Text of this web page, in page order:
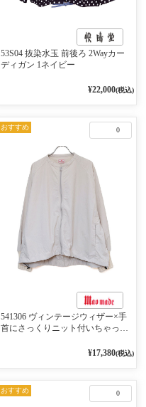
53S04 抜染水玉 前後ろ 2Wayカー
ディガン 1ネイビー
¥22,000(税込)
0
おすすめ
541306 ヴィンテージウィザー×手
首にさっくりニット付いちゃった
¥17,380(税込)
0
おすすめ